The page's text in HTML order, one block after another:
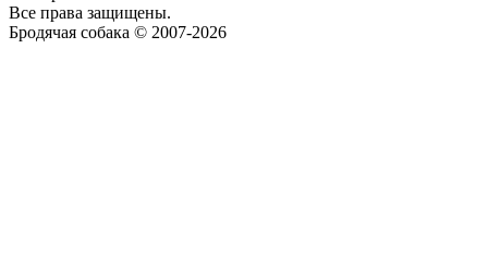
Все права защищены.
Бродячая собака © 2007-2026